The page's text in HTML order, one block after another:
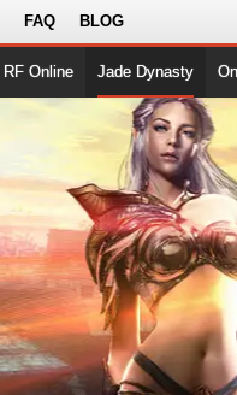
FAQ BLOG
RF Online Jade Dynasty